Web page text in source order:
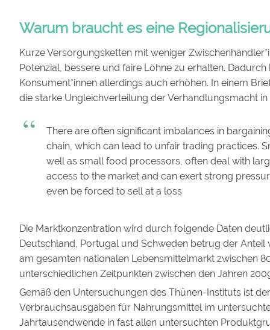
Warum braucht es eine
Kurze Versorgungsketten mit weniger
Potenzial, bessere und faire Löhne zu erhalten.
Konsument*innen allerdings auch erhöhen. In einem
die starke Ungleichverteilung der Verhandlungsmacht
There are often significant imbalances in
chain, which can lead to unfair trading practices.
well as small food processors, often deal with
access to the market and can exert strong
even be forced to sell at a loss
Die Marktkonzentration wird durch folgende Daten
Deutschland, Portugal und Schweden betrug der
am gesamten nationalen Lebensmittelmarkt zwischen
unterschiedlichen Zeitpunkten zwischen den Jahren
Gemäß den Untersuchungen des Thünen-Instituts ist
Verbrauchsausgaben für Nahrungsmittel im
Jahrtausendwende in fast allen untersuchten